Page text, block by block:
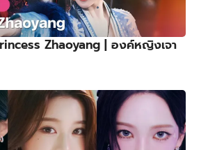
Zhaoyang | องค์หญิงเจา